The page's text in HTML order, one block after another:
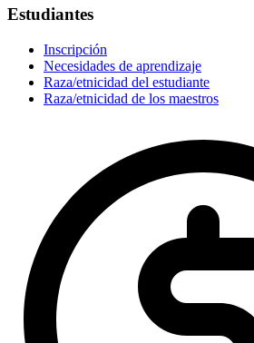
Estudiantes
Inscripción
Necesidades de aprendizaje
Raza/etnicidad del estudiante
Raza/etnicidad de los maestros